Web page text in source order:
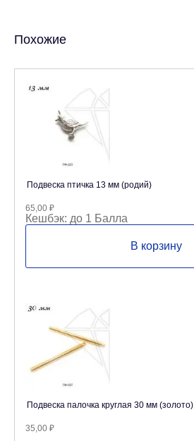
Похожие
Подвеска птичка 13 мм (родий)
65,00 ₽
Кешбэк: до 1 Балла
В корзину
Подвеска палочка круглая 30 мм (золото)
35,00 ₽